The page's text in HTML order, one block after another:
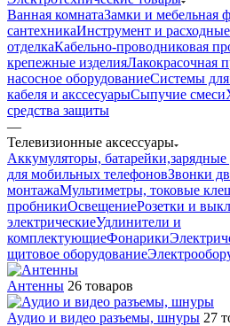
Ванная комнатаЗамки и мебельная
сантехникаИнструмент и
отделкаКабельно-проводниковая
крепежные изделияЛакокрасочная
насосное оборудованиеСистемы
кабеля и акссесуарыСыпучие смеси
средства защиты
—
Телевизионные аксессуары
Аккумуляторы, батарейки,зарядные
для мобильных телефоновЗвонки
монтажаМультиметры, токовые
пробникиОсвещениеРозетки и
электрическиеУдлинители и
комплектующиеФонарики
щитовое оборудование
Антенны 26 товаров
Аудио и видео разъемы, шнуры 27